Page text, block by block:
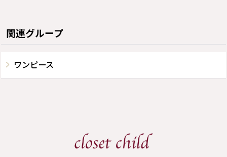
関連グループ
ワンピース